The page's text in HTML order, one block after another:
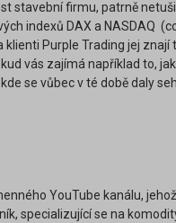
stavební firmu, patrně
indexů DAX a NASDAQ
Purple Trading jej znají
vás zajímá například to,
se vůbec v té době daly
YouTube kanálu,
specializující se na